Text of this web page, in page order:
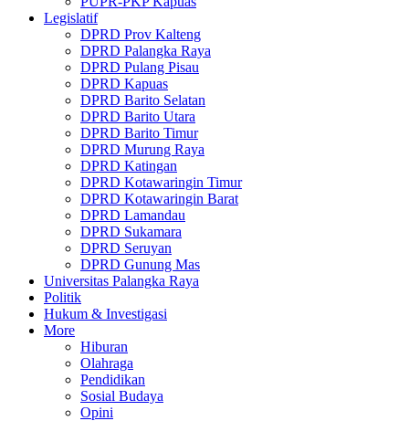
Legislatif
DPRD Prov Kalteng
DPRD Palangka Raya
DPRD Pulang Pisau
DPRD Kapuas
DPRD Barito Selatan
DPRD Barito Utara
DPRD Barito Timur
DPRD Murung Raya
DPRD Katingan
DPRD Kotawaringin Timur
DPRD Kotawaringin Barat
DPRD Lamandau
DPRD Sukamara
DPRD Seruyan
DPRD Gunung Mas
Universitas Palangka Raya
Politik
Hukum & Investigasi
More
Hiburan
Olahraga
Pendidikan
Sosial Budaya
Opini